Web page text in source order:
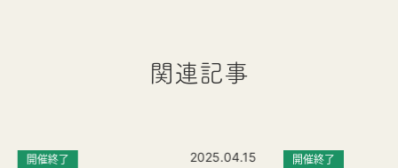
関連記事
開催終了 2025.04.15 開催終了